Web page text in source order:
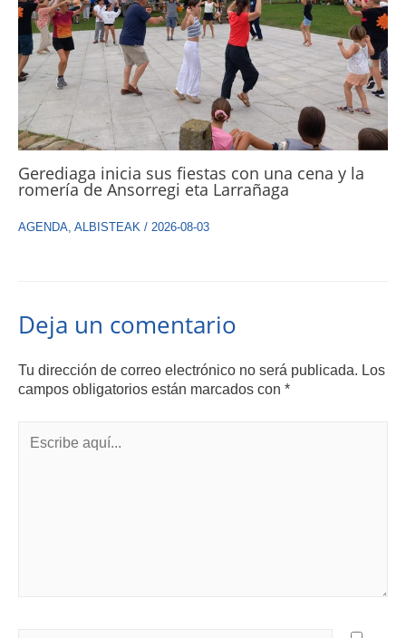
Gerediaga inicia sus fiestas con una cena y la
romería de Ansorregi eta Larrañaga
AGENDA, ALBISTEAK / 2026-08-03
Deja un comentario
Tu dirección de correo electrónico no será publicada. Los
campos obligatorios están marcados con *